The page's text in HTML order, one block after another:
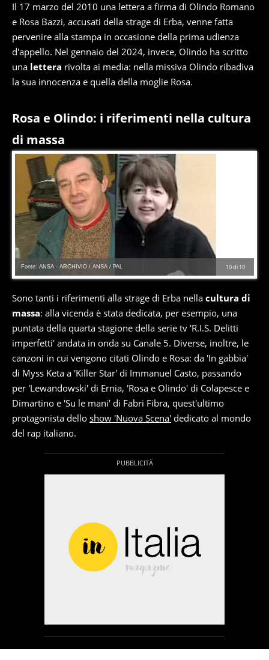
Il 17 marzo del 2010 una lettera a firma di Olindo Romano
e Rosa Bazzi, accusati della strage di Erba, venne fatta
pervenire alla stampa in occasione della prima udienza
d'appello. Nel gennaio del 2024, invece, Olindo ha scritto
una lettera rivolta ai media: nella missiva Olindo ribadiva
la sua innocenza e quella della moglie Rosa.
Rosa e Olindo: i riferimenti nella cultura
di massa
10di 10
Fonte: ANSA - ARCHIVIO / ANSA / PAL
Sono tanti i riferimenti alla strage di Erba nella cultura di
massa: alla vicenda è stata dedicata, per esempio, una
puntata della quarta stagione della serie tv 'R.I.S. Delitti
imperfetti' andata in onda su Canale 5. Diverse, inoltre, le
canzoni in cui vengono citati Olindo e Rosa: da 'In gabbia'
di Myss Keta a 'Killer Star' di Immanuel Casto, passando
per 'Lewandowski' di Ernia, 'Rosa e Olindo' di Colapesce e
Dimartino e 'Su le mani' di Fabri Fibra, quest'ultimo
protagonista dello show 'Nuova Scena' dedicato al mondo
del rap italiano.